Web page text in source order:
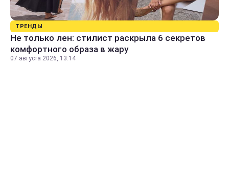
ТРЕНДЫ
Не только лен: стилист раскрыла 6 секретов
комфортного образа в жару
07 августа 2026, 13:14